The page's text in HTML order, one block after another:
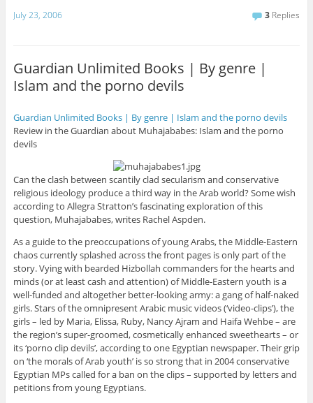
July 23, 2006 3 Replies
Guardian Unlimited Books | By genre |
Islam and the porno devils
Guardian Unlimited Books | By genre | Islam and the porno devils
Review in the Guardian about Muhajababes: Islam and the porno
devils
Can the clash between scantily clad secularism and conservative
religious ideology produce a third way in the Arab world? Some wish
according to Allegra Stratton’s fascinating exploration of this
question, Muhajababes, writes Rachel Aspden.
As a guide to the preoccupations of young Arabs, the Middle-Eastern
chaos currently splashed across the front pages is only part of the
story. Vying with bearded Hizbollah commanders for the hearts and
minds (or at least cash and attention) of Middle-Eastern youth is a
well-funded and altogether better-looking army: a gang of half-naked
girls. Stars of the omnipresent Arabic music videos (‘video-clips’), the
girls – led by Maria, Elissa, Ruby, Nancy Ajram and Haifa Wehbe – are
the region’s super-groomed, cosmetically enhanced sweethearts – or
its ‘porno clip devils’, according to one Egyptian newspaper. Their grip
on ‘the morals of Arab youth’ is so strong that in 2004 conservative
Egyptian MPs called for a ban on the clips – supported by letters and
petitions from young Egyptians.